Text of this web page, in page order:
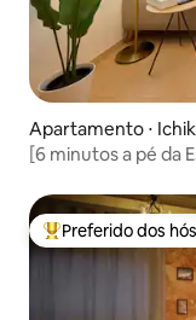
Apartamento ⋅
[6 minutos a pé da
quarto 201 | 50 m²,
Entre os melhores
Preferido dos